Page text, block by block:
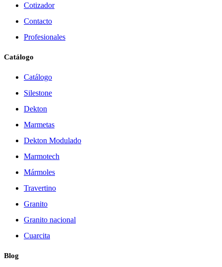
Cotizador
Contacto
Profesionales
Catálogo
Catálogo
Silestone
Dekton
Marmetas
Dekton Modulado
Marmotech
Mármoles
Travertino
Granito
Granito nacional
Cuarcita
Blog